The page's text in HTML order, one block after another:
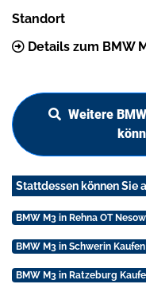
Standort
Details zum BMW
Weitere
Stattdessen können Sie
BMW M3 in Rehna OT
BMW M3 in Schwerin
BMW M3 in Ratzeburg